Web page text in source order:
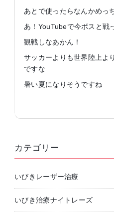
あとで使ったらなんかめっ
あ！YouTubeで今ボスと戦
観戦しなあかん！
サッカーよりも世界陸上よ
ですな
暑い夏になりそうですね
カテゴリー
いびきレーザー治療
いびき治療ナイトレーズ